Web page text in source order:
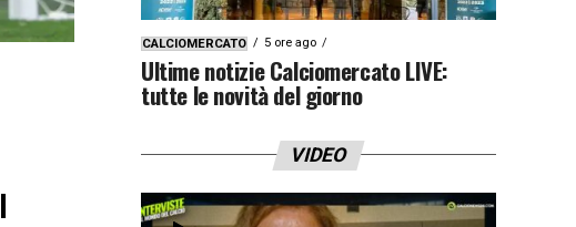
CALCIOMERCATO 5 ore ago
Ultime notizie Calciomercato LIVE:
tutte le novità del giorno
VIDEO